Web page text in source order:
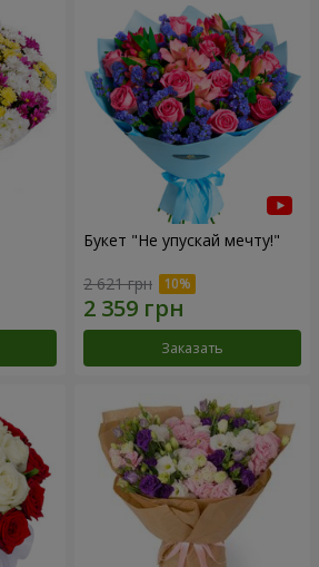
Букет "Не упускай мечту!"
2 621 грн
Заказать